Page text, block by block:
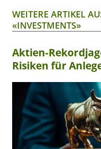
WEITERE ARTIKEL
«INVESTMENTS»
Aktien-
Risiken für